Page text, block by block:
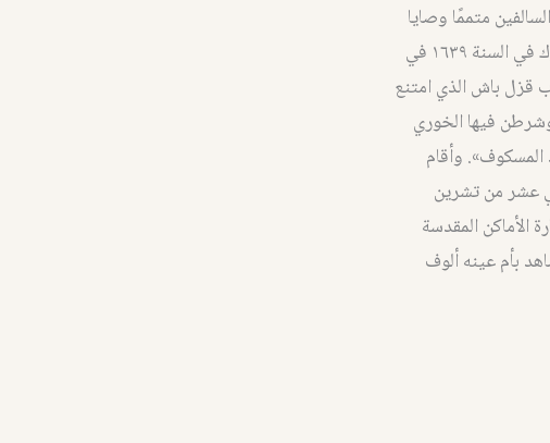
متممًا وصايا
الله تعالى بغير انتقاص، فازداد بنيان الجماعة واستعمارهم عما سلف.» واشترك في السنة ١٦٣٩ في
قزل باش الذي امتنع
الرابع وشرطن فيها الخوري
وأقام
عشر من تشرين
١٦٤٢ قام مكاريوس لزيارة الأماكن المقدسة
بأم عينه ألوف